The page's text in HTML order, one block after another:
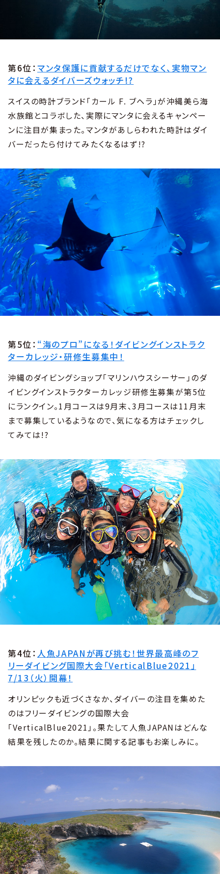
第6位： マンタ保護に貢献するだけでなく、実物マン
タに会えるダイバーズウォッチ!?
スイスの時計ブランド「カール F. ブヘラ」が沖縄美ら海
水族館とコラボした、実際にマンタに会えるキャンペー
ンに注目が集まった。マンタがあしらわれた時計はダイ
バーだったら付けてみたくなるはず!?
第5位： “海のプロ”になる！ダイビングインストラク
ターカレッジ・研修生募集中！
沖縄のダイビングショップ「マリンハウスシーサー」のダ
イビングインストラクターカレッジ研修生募集が第5位
にランクイン。1月コースは9月末、3月コースは11月末
まで募集しているようなので、気になる方はチェックし
てみては!?
第4位： 人魚JAPANが再び挑む！世界最高峰のフ
リーダイビング国際大会「VerticalBlue2021」
7/13（火）開幕！
オリンピックも近づくさなか、ダイバーの注目を集めた
のはフリーダイビングの国際大会
「VerticalBlue2021」。果たして人魚JAPANはどんな
結果を残したのか。結果に関する記事もお楽しみに。